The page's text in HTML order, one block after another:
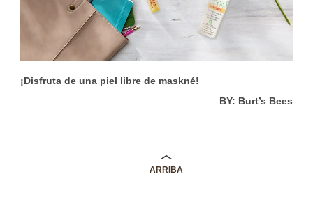
¡Disfruta de una piel libre de maskné!
BY: Burt’s Bees
ARRIBA